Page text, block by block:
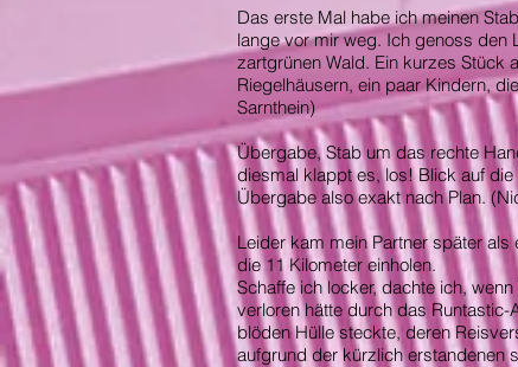
Das erste Mal habe ich meinen
lange vor mir weg. Ich genoss den
zartgrünen Wald. Ein kurzes Stück
Riegelhäusern, ein paar Kindern,
Sarnthein)
Übergabe, Stab um das rechte
diesmal klappt es, los! Blick auf
Übergabe also exakt nach Plan.
Leider kam mein Partner später
die 11 Kilometer einholen.
Schaffe ich locker, dachte ich,
verloren hätte durch das
blöden Hülle steckte, deren
aufgrund der kürzlich erstandenen